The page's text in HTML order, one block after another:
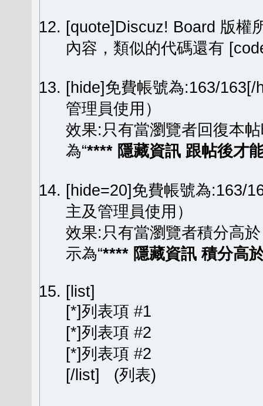
[quote]Discuz! Board 版
內容，類似的代碼還有
[hide]免費帳號為:163/
管理員使用）
效果:只有當瀏覽者回復本
為“**** 隱藏資訊 跟帖後才
[hide=20]免費帳號為:163/
主及管理員使用）
效果:只有當瀏覽者積分高
示為“**** 隱藏資訊 積分高
[list]
[*]列表項 #1
[*]列表項 #2
[*]列表項 #2
[/list] (列表)